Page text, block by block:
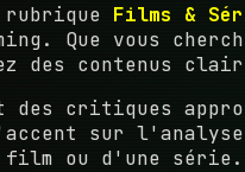
Films &
Que vous
des contenus
des critiques
l'accent sur
ou d'une série.